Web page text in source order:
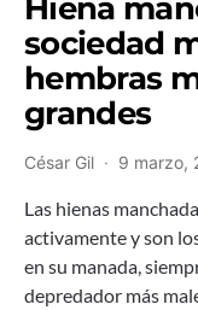
sociedad
hembras
grandes
César Gil 9 marzo,
Las hienas
activamente y son
en su manada,
depredador más